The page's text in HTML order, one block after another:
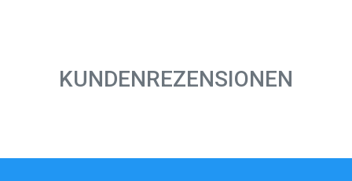
KUNDENREZENSIONEN